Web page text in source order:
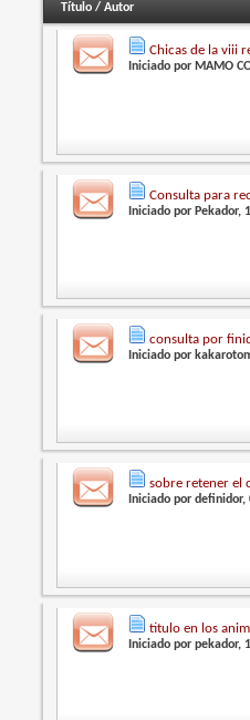
Título /Autor
Chicas de la viii
Iniciado por MAMO
Consulta para
Iniciado por Pekador,
consulta por
Iniciado por
sobre retener el
Iniciado pordefinidor,
titulo en los
Iniciado porpekador,